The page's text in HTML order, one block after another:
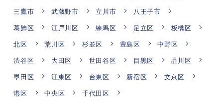
三鷹市
武蔵野市 立川市
八王子市
葛飾区
江戸川区 練馬区 足立区
板橋区
北区
荒川区 杉並区 豊島区
中野区
渋谷区
大田区 世田谷区 目黒区
品川区
墨田区
江東区 台東区 新宿区
文京区
港区
中央区 千代田区